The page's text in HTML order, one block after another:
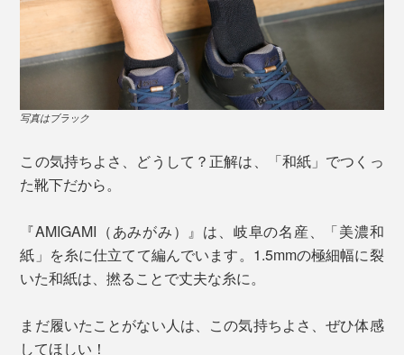
写真はブラック
この気持ちよさ、どうして？正解は、「和紙」でつくっ
た靴下だから。
『AMIGAMI（あみがみ）』は、岐阜の名産、「美濃和
紙」を糸に仕立てて編んでいます。1.5mmの極細幅に裂
いた和紙は、撚ることで丈夫な糸に。
まだ履いたことがない人は、この気持ちよさ、ぜひ体感
してほしい！